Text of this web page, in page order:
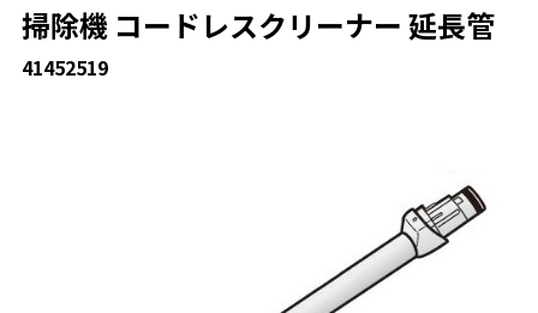
掃除機 コードレスクリーナー 延長管
41452519